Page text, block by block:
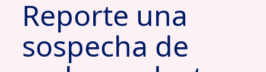
Reporte una
sospecha de